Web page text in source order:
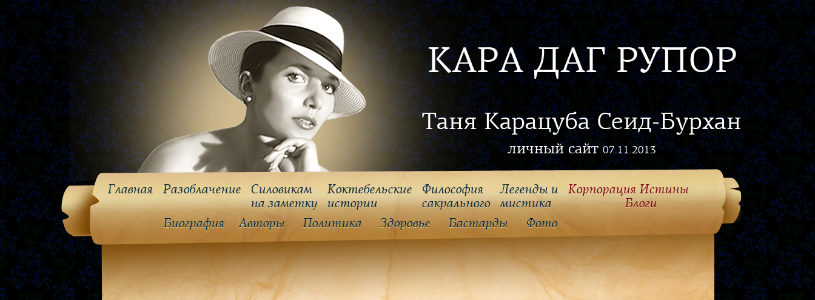
КАРА ДАГ РУПОР
Таня Карацуба Сеид-Бурхан
личный сайт07.11.2013
Главная Разоблачение
Силовикам
на заметку
Коктебельские
истории
Философия
cакрального
Легенды и
мистика
Корпорация Истины
Блоги
Биография
Авторы Политика Здоровье Бастарды Фото